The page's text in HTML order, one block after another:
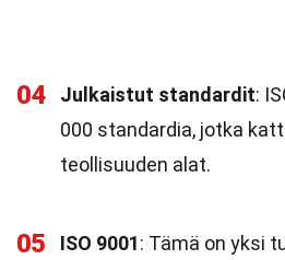
04 Julkaistut standardit:
000 standardia, jotka
teollisuuden alat.
05 ISO 9001: Tämä on yksi